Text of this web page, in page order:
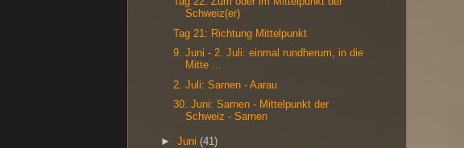
Schweiz(er)
Tag 21: Richtung Mittelpunkt
9. Juni - 2. Juli: einmal rundherum, in die
Mitte ...
2. Juli: Sarnen - Aarau
30. Juni: Sarnen - Mittelpunkt der
Schweiz - Sarnen
►Juni(41)